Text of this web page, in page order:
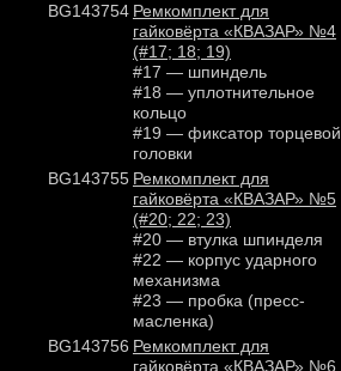
BG143754 Ремкомплект для
гайковёрта «КВАЗАР» №4
(#17; 18; 19)
#17 — шпиндель
#18 — уплотнительное
кольцо
#19 — фиксатор торцевой
головки
BG143755 Ремкомплект для
гайковёрта «КВАЗАР» №5
(#20; 22; 23)
#20 — втулка шпинделя
#22 — корпус ударного
механизма
#23 — пробка (пресс-
масленка)
BG143756 Ремкомплект для
гайковёрта «КВАЗАР» №6